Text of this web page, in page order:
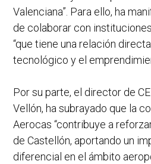
Valenciana”. Para ello, ha
de colaborar con
“que tiene una relación
tecnológico y el
Por su parte, el director de
Vellón, ha subrayado que la
Aerocas “contribuye a
de Castellón, aportando un
diferencial en el ámbito